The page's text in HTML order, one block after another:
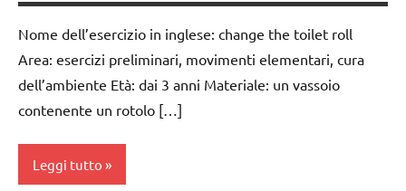
3 ai
6
anni
esercizi
e
movimenti
Nome dell’esercizio in inglese: change the toilet roll
Area: esercizi preliminari, movimenti elementari, cura
dell’ambiente Età: dai 3 anni Materiale: un vassoio
contenente un rotolo […]
Leggi tutto